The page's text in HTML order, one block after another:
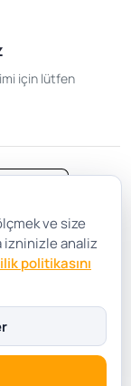
için lütfen
ve size
izninizle analiz
politikasını